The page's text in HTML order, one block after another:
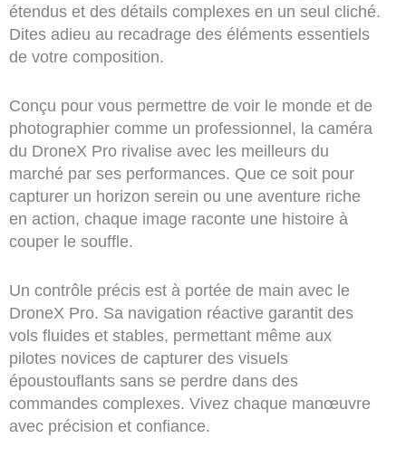
étendus et des détails complexes en un seul cliché.
Dites adieu au recadrage des éléments essentiels
de votre composition.
Conçu pour vous permettre de voir le monde et de
photographier comme un professionnel, la caméra
du DroneX Pro rivalise avec les meilleurs du
marché par ses performances. Que ce soit pour
capturer un horizon serein ou une aventure riche
en action, chaque image raconte une histoire à
couper le souffle.
Un contrôle précis est à portée de main avec le
DroneX Pro. Sa navigation réactive garantit des
vols fluides et stables, permettant même aux
pilotes novices de capturer des visuels
époustouflants sans se perdre dans des
commandes complexes. Vivez chaque manœuvre
avec précision et confiance.